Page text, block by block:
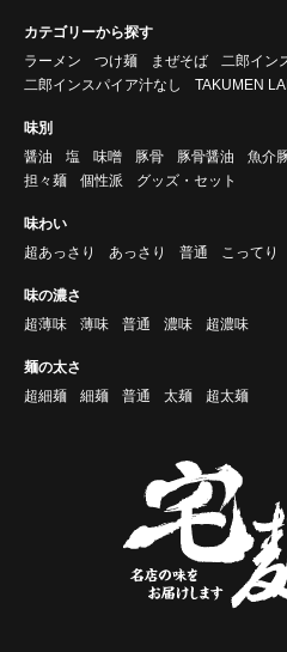
カテゴリーから探す
ラーメン
つけ麺 まぜそば
二郎イン
二郎インスパイア汁なし
TAKUMEN
味別
醤油
塩 味噌 豚骨 豚骨醤油 魚介
担々麺
個性派 グッズ・セット
味わい
超あっさり
あっさり 普通 こってり
味の濃さ
超薄味
薄味 普通 濃味 超濃味
麺の太さ
超細麺
細麺 普通 太麺 超太麺